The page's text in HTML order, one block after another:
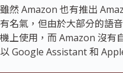
雖然 Amazon 也有推出
有名氣，但由於大部分的語
機上使用，而 Amazon 沒有
以 Google Assistant 和